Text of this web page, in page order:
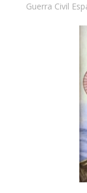
Guerra Civil